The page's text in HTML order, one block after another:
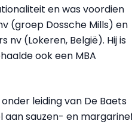
en was voordien
(groep Dossche Mills) en
nv (Lokeren, België). Hij is
ook een MBA
leiding van De Baets
aan sauzen- en